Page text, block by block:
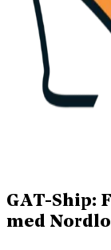
GAT-Ship:
med Nordlo